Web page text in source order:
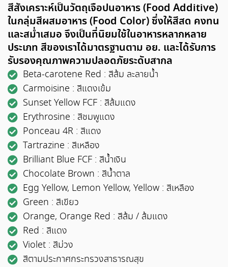
สีสังเคราะห์เป็นวัตถุเจือปนอาหาร (Food Additive)
ในกลุ่มสีผสมอาหาร (Food Color) ซึ่งให้สีสด คงทน
และสม่ำเสมอ จึงเป็นที่นิยมใช้ในอาหารหลากหลาย
ประเภท สีของเราได้มาตรฐานตาม อย. และได้รับการ
รับรองคุณภาพความปลอดภัยระดับสากล
Beta-carotene Red : สีส้ม ละลายน้ำ
Carmoisine : สีแดงเข้ม
Sunset Yellow FCF : สีส้มแดง
Erythrosine : สีชมพูแดง
Ponceau 4R : สีแดง
Tartrazine : สีเหลือง
Brilliant Blue FCF : สีน้ำเงิน
Chocolate Brown : สีน้ำตาล
Egg Yellow, Lemon Yellow, Yellow : สีเหลือง
Green : สีเขียว
Orange, Orange Red : สีส้ม / ส้มแดง
Red : สีแดง
Violet : สีม่วง
สีตามประกาศกระทรวงสาธารณสุข